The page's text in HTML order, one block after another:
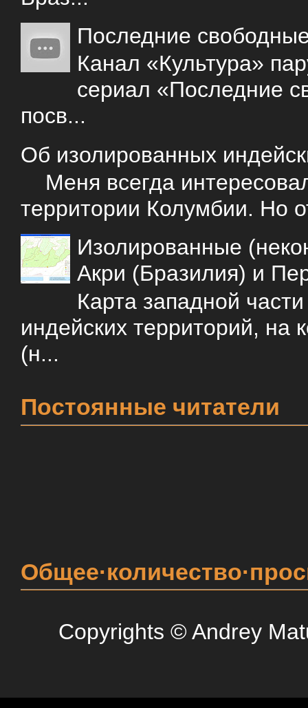
Последние
Канал «Культура»
сериал «Последние
посв...
Об изолированных
Меня всегда
территории Колумбии. Но
Изолированные
Акри (Бразилия) и
Карта западной
индейских территорий, на
(н...
Постоянные читатели
Copyrights © Andrey